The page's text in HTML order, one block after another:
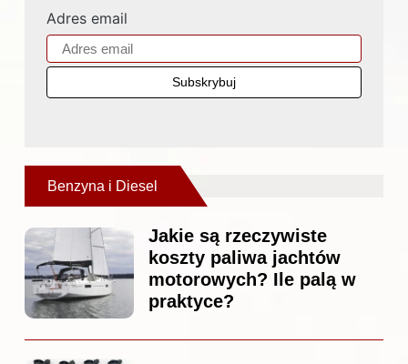
Adres email
Benzyna i Diesel
Jakie są rzeczywiste
koszty paliwa jachtów
motorowych? Ile palą w
praktyce?